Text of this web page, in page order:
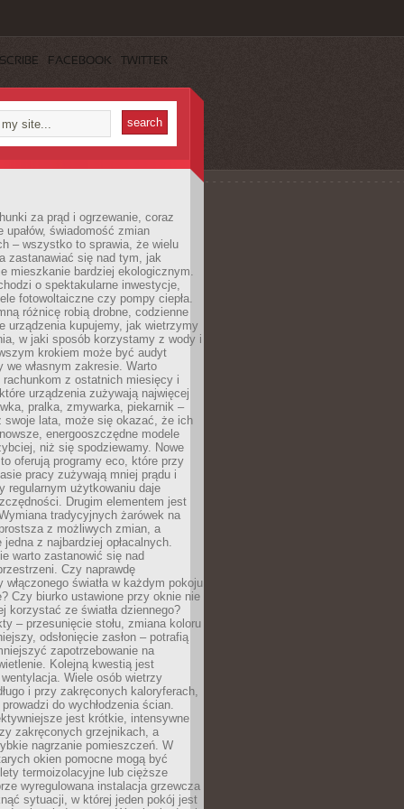
FACEBOOK TWITTER
za prąd i ogrzewanie, coraz
upałów, świadomość zmian
– wszystko to sprawia, że wielu
zastanawiać się nad tym, jak
mieszkanie bardziej ekologicznym.
o spektakularne inwestycje,
fotowoltaiczne czy pompy ciepła.
różnicę robią drobne, codzienne
urządzenia kupujemy, jak wietrzymy
w jaki sposób korzystamy z wody i
krokiem może być audyt
we własnym zakresie. Warto
z ostatnich miesięcy i
urządzenia zużywają najwięcej
pralka, zmywarka, piekarnik –
swoje lata, może się okazać, że ich
energooszczędne modele
niż się spodziewamy. Nowe
oferują programy eco, które przy
pracy zużywają mniej prądu i
regularnym użytkowaniu daje
Drugim elementem jest
tradycyjnych żarówek na
z możliwych zmian, a
jedna z najbardziej opłacalnych.
warto zastanowić się nad
Czy naprawdę
włączonego światła w każdym pokoju
Czy biurko ustawione przy oknie nie
korzystać ze światła dziennego?
– przesunięcie stołu, zmiana koloru
odsłonięcie zasłon – potrafią
zapotrzebowanie na
Kolejną kwestią jest
Wiele osób wietrzy
i przy zakręconych kaloryferach,
do wychłodzenia ścian.
jest krótkie, intensywne
zakręconych grzejnikach, a
nagrzanie pomieszczeń. W
okien pomocne mogą być
termoizolacyjne lub cięższe
wyregulowana instalacja grzewcza
sytuacji, w której jeden pokój jest